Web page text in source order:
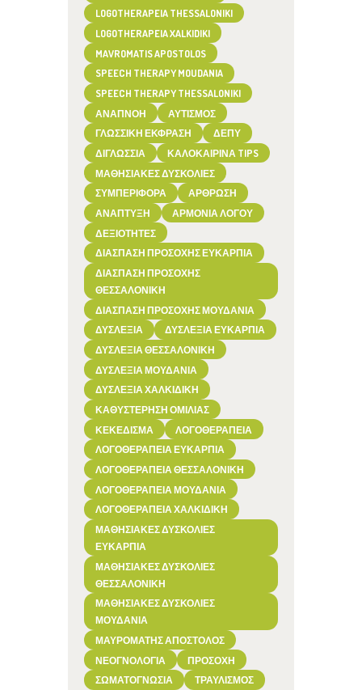
LOGOTHERAPEIA THESSALONIKI
LOGOTHERAPEIA XALKIDIKI
MAVROMATIS APOSTOLOS
SPEECH THERAPY MOUDANIA
SPEECH THERAPY THESSALONIKI
ΑΝΑΠΝΟΉ
ΑΥΤΙΣΜΌΣ
ΓΛΩΣΣΙΚΉ ΈΚΦΡΑΣΗ
ΔΕΠΥ
ΔΙΓΛΩΣΣΊΑ
ΚΑΛΟΚΑΙΡΙΝΆ TIPS
ΜΑΘΗΣΙΑΚΈΣ ΔΥΣΚΟΛΊΕΣ
ΣΥΜΠΕΡΙΦΟΡΆ
ΆΡΘΡΩΣΗ
ΑΝΆΠΤΥΞΗ
ΑΡΜΟΝΊΑ ΛΌΓΟΥ
ΔΕΞΙΌΤΗΤΕΣ
ΔΙΆΣΠΑΣΗ ΠΡΟΣΟΧΉΣ ΕΥΚΑΡΠΊΑ
ΔΙΆΣΠΑΣΗ ΠΡΟΣΟΧΉΣ
ΘΕΣΣΑΛΟΝΊΚΗ
ΔΙΆΣΠΑΣΗ ΠΡΟΣΟΧΉΣ ΜΟΥΔΑΝΙΆ
ΔΥΣΛΕΞΊΑ
ΔΥΣΛΕΞΊΑ ΕΥΚΑΡΠΊΑ
ΔΥΣΛΕΞΊΑ ΘΕΣΣΑΛΟΝΊΚΗ
ΔΥΣΛΕΞΊΑ ΜΟΥΔΑΝΙΆ
ΔΥΣΛΕΞΊΑ ΧΑΛΚΙΔΙΚΉ
ΚΑΘΥΣΤΈΡΗΣΗ ΟΜΙΛΊΑΣ
ΚΕΚΕΔΙΣΜΑ
ΛΟΓΟΘΕΡΑΠΕΊΑ
ΛΟΓΟΘΕΡΑΠΕΊΑ ΕΥΚΑΡΠΊΑ
ΛΟΓΟΘΕΡΑΠΕΊΑ ΘΕΣΣΑΛΟΝΊΚΗ
ΛΟΓΟΘΕΡΑΠΕΊΑ ΜΟΥΔΑΝΙΆ
ΛΟΓΟΘΕΡΑΠΕΊΑ ΧΑΛΚΙΔΙΚΉ
ΜΑΘΗΣΙΑΚΈΣ ΔΥΣΚΟΛΊΕΣ
ΕΥΚΑΡΠΊΑ
ΜΑΘΗΣΙΑΚΈΣ ΔΥΣΚΟΛΊΕΣ
ΘΕΣΣΑΛΟΝΊΚΗ
ΜΑΘΗΣΙΑΚΈΣ ΔΥΣΚΟΛΊΕΣ
ΜΟΥΔΑΝΙΆ
ΜΑΥΡΟΜΆΤΗΣ ΑΠΌΣΤΟΛΟΣ
ΝΕΟΓΝΟΛΟΓΊΑ
ΠΡΟΣΟΧΉ
ΣΩΜΑΤΟΓΝΩΣΊΑ
ΤΡΑΥΛΙΣΜΌΣ